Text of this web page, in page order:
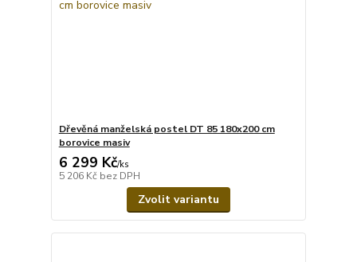
Dřevěná manželská postel DT 85 180x200 cm
borovice masiv
6 299 Kč/ks
5 206 Kč bez DPH
Zvolit variantu